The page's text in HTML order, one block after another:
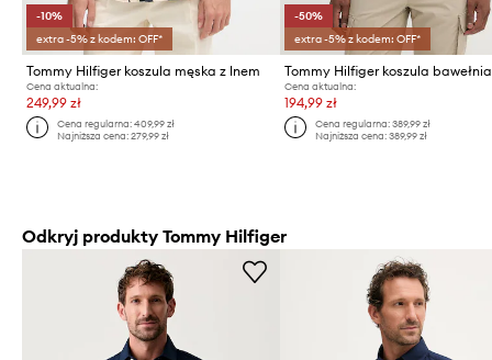
-10%
extra -5% z kodem: OFF*
Tommy Hilfiger koszula męska z lnem
Cena aktualna:
249,99 zł
Cena regularna:409,99 zł
Najniższa cena:279,99 zł
-50%
extra -5% z kodem: OFF*
Tommy Hilfiger koszula
Cena aktualna:
194,99 zł
Cena regularna: 389,99 zł
Najniższa cena: 389,99 zł
Odkryj produkty Tommy Hilfiger